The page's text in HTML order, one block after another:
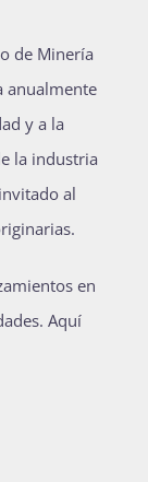
1
de Minería
anualmente
y a la
la industria
al
en
Aquí